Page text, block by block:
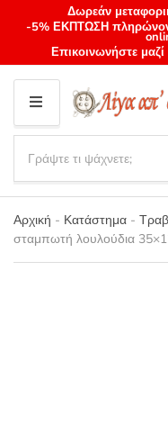
Δωρεάν
-5% ΕΚΠΤΩΣΗ
Επικοινωνήστε
M
E
N
U
Category
name
a
r
c
h
p
Αρχική - Κατάστημα -
σταμπωτή λουλούδια